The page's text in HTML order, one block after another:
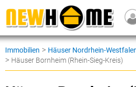
Immobilien > Häuser Nordrhein-
> Häuser Bornheim (Rhein-Sieg-Kreis)